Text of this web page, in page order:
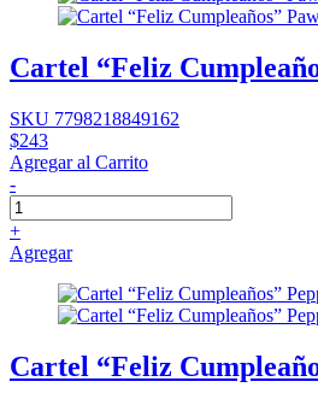
Cartel “Feliz
SKU 7798218849162
$243
Agregar al Carrito
-
+
Agregar
Cartel “Feliz